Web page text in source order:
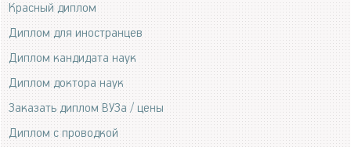
Красный диплом
Диплом для иностранцев
Диплом кандидата наук
Диплом доктора наук
Заказать диплом ВУЗа / цены
Диплом с проводкой